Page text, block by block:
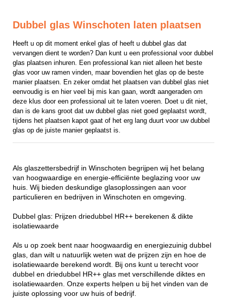
Dubbel glas Winschoten laten plaatsen
Heeft u op dit moment enkel glas of heeft u dubbel glas dat
vervangen dient te worden? Dan kunt u een professional voor dubbel
glas plaatsen inhuren. Een professional kan niet alleen het beste
glas voor uw ramen vinden, maar bovendien het glas op de beste
manier plaatsen. En zeker omdat het plaatsen van dubbel glas niet
eenvoudig is en hier veel bij mis kan gaan, wordt aangeraden om
deze klus door een professional uit te laten voeren. Doet u dit niet,
dan is de kans groot dat uw dubbel glas niet goed geplaatst wordt,
tijdens het plaatsen kapot gaat of het erg lang duurt voor uw dubbel
glas op de juiste manier geplaatst is.
Als glaszettersbedrijf in Winschoten begrijpen wij het belang
van hoogwaardige en energie-efficiënte beglazing voor uw
huis. Wij bieden deskundige glasoplossingen aan voor
particulieren en bedrijven in Winschoten en omgeving.
Dubbel glas: Prijzen driedubbel HR++ berekenen & dikte
isolatiewaarde
Als u op zoek bent naar hoogwaardig en energiezuinig dubbel
glas, dan wilt u natuurlijk weten wat de prijzen zijn en hoe de
isolatiewaarde berekend wordt. Bij ons kunt u terecht voor
dubbel en driedubbel HR++ glas met verschillende diktes en
isolatiewaarden. Onze experts helpen u bij het vinden van de
juiste oplossing voor uw huis of bedrijf.